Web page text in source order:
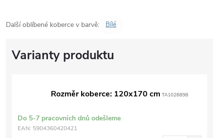
Další oblíbené koberce v barvě: Bílé
Rozměr koberce: 120x170 cm TA1026898
Do 5-7 pracovních dnů odešleme
EAN: 5904360420421